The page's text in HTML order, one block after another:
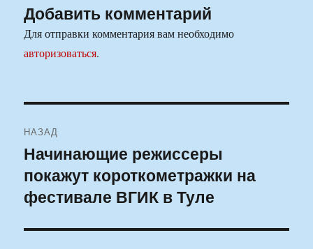
Добавить комментарий
Для отправки комментария вам необходимо
авторизоваться.
по
записям
НАЗАД
Предыдущая
запись:
Начинающие режиссеры
покажут короткометражки на
фестивале ВГИК в Туле